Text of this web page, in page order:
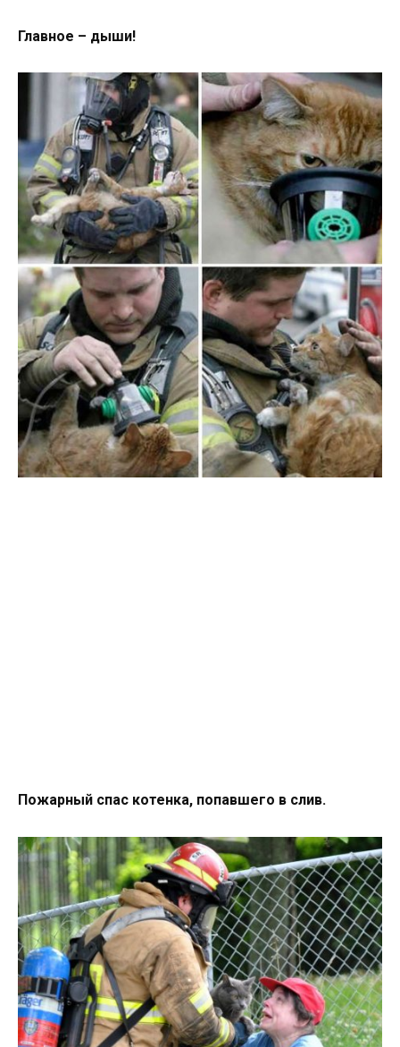
Главное – дыши!
Пожарный спас котенка, попавшего в слив.